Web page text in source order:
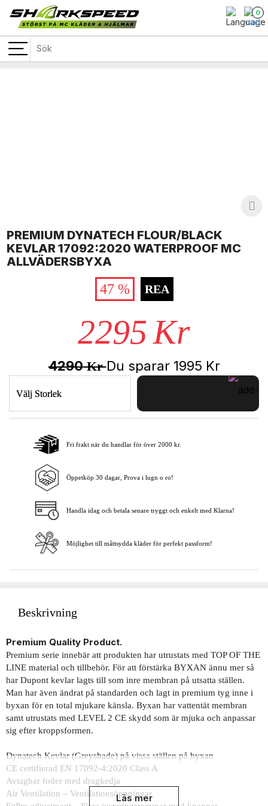
0
PREMIUM DYNATECH FLOUR/BLACK
KEVLAR 17092:2020 WATERPROOF MC
ALLVÄDERSBYXA
47 % REA
2295Kr
4290KrDu sparar 1995 Kr
Välj Storlek
Lägg i varukorgen
Fri frakt när du handlar för över 2000 kr.
Öppetköp 30 dagar, Prova i lugn o ro!
Handla idag och betala senare tryggt och enkelt med Klarna!
Möjlighet till måttsydda kläder för perfekt passform!
Beskrivning
Premium Quality Product.
Premium serie innebär att produkten har utrustats med TOP OF THE
LINE material och tillbehör. För att förstärka BYXAN ännu mer så
har Dupont kevlar lagts till som inre membran på utsatta ställen.
Man har även ändrat på standarden och lagt in premium tyg inne i
byxan för en total mjukare känsla. Byxan har vattentät membran
samt utrustats med LEVEL 2 CE skydd som är mjuka och anpassar
sig efter kroppsformen.
Dynatech Kevlar (Greyshade) på vissa ställen på byxan
CE certifierad EN 17092-4:2020 Class A
Avtagbar foder med dragkedja
Air Ventilation – Ventilationsöppningar
Läs mer